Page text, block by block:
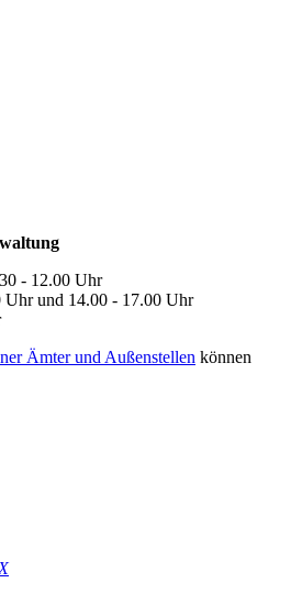
- 12.00 Uhr
Uhr und 14.00 - 17.00 Uhr
Ämter und Außenstellen können